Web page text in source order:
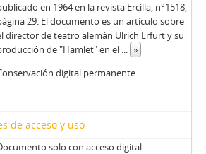
- Experimento Ameno
- De Aficionados A Profesionales
- Reaparición De Egon Wolff
- Experimento Innecesario
- Moda De Verano Actores Al Natural
- Tres Actores Y Treinta Sillas
en 1964 en la revista Ercilla, n°1518,
29. El documento es un artículo sobre
director de teatro alemán Ulrich Erfurt y su
de "Hamlet" en el ... »
digital permanente
de acceso y uso
solo con acceso digital